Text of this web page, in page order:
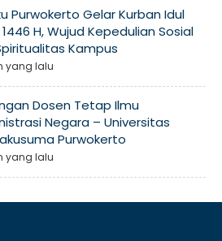
Purwokerto Gelar Kurban Idul
H, Wujud Kepedulian Sosial
Kampus
yang lalu
Dosen Tetap Ilmu
Negara – Universitas
Purwokerto
yang lalu